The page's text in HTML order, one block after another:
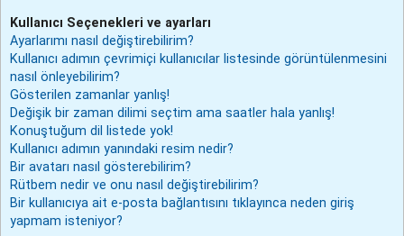
Kullanıcı Seçenekleri ve ayarları
Ayarlarımı nasıl değiştirebilirim?
Kullanıcı adımın çevrimiçi kullanıcılar listesinde görüntülenmesini
nasıl önleyebilirim?
Gösterilen zamanlar yanlış!
Değişik bir zaman dilimi seçtim ama saatler hala yanlış!
Konuştuğum dil listede yok!
Kullanıcı adımın yanındaki resim nedir?
Bir avatarı nasıl gösterebilirim?
Rütbem nedir ve onu nasıl değiştirebilirim?
Bir kullanıcıya ait e-posta bağlantısını tıklayınca neden giriş
yapmam isteniyor?